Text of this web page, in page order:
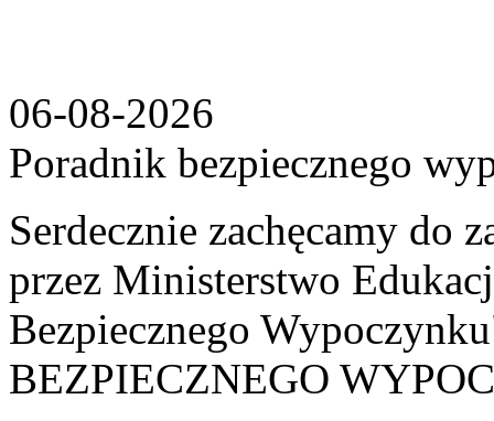
06-08-2026
Poradnik bezpiecznego
Serdecznie zachęcamy do
przez Ministerstwo
Bezpiecznego
BEZPIECZNEGO